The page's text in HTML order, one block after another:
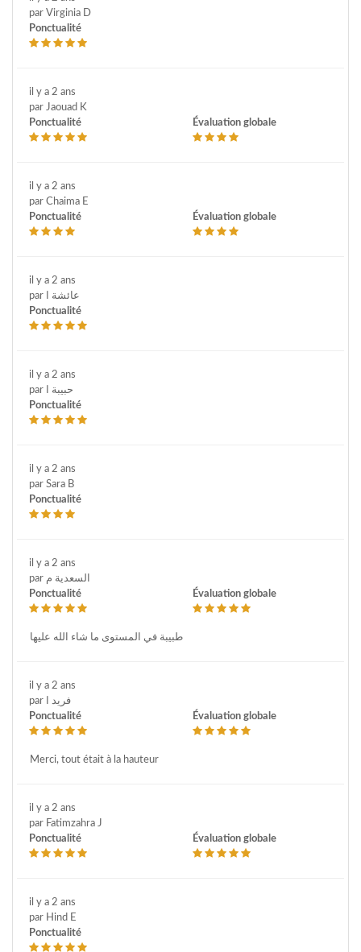
par Virginia D
Ponctualité
il y a 2 ans
par Jaouad K
Ponctualité
Évaluation globale
il y a 2 ans
par Chaima E
Ponctualité
Évaluation globale
il y a 2 ans
par عائشة ا
Ponctualité
il y a 2 ans
par حبيبة ا
Ponctualité
il y a 2 ans
par Sara B
Ponctualité
il y a 2 ans
par السعدية م
Ponctualité
Évaluation globale
طبيبة في المستوى ما شاء الله عليها
il y a 2 ans
par فريد ا
Ponctualité
Évaluation globale
Merci, tout était à la hauteur
il y a 2 ans
par Fatimzahra J
Ponctualité
Évaluation globale
il y a 2 ans
par Hind E
Ponctualité